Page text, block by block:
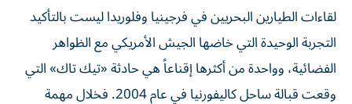
لقاءات الطيارين البحريين في فرجينيا وفلوريدا ليست بالتأكيد
التجربة الوحيدة التي خاضها الجيش الأمريكي مع الظواهر
الفضائية، وواحدة من أكثرها إقناعاً هي حادثة «تيك تاك» التي
وقعت قبالة ساحل كاليفورنيا في عام 2004. فخلال مهمة